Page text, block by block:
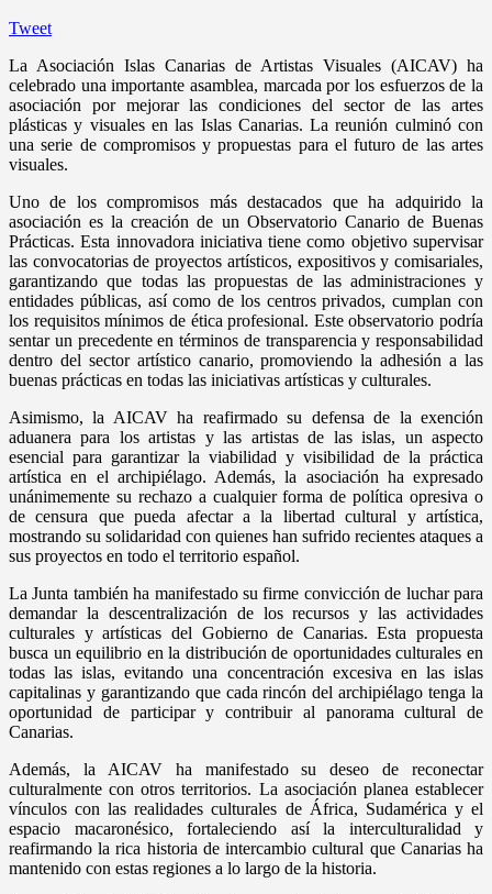
Tweet
La Asociación Islas Canarias de Artistas Visuales (AICAV) ha
celebrado una importante asamblea, marcada por los esfuerzos de la
asociación por mejorar las condiciones del sector de las artes
plásticas y visuales en las Islas Canarias. La reunión culminó con
una serie de compromisos y propuestas para el futuro de las artes
visuales.
Uno de los compromisos más destacados que ha adquirido la
asociación es la creación de un Observatorio Canario de Buenas
Prácticas. Esta innovadora iniciativa tiene como objetivo supervisar
las convocatorias de proyectos artísticos, expositivos y comisariales,
garantizando que todas las propuestas de las administraciones y
entidades públicas, así como de los centros privados, cumplan con
los requisitos mínimos de ética profesional. Este observatorio podría
sentar un precedente en términos de transparencia y responsabilidad
dentro del sector artístico canario, promoviendo la adhesión a las
buenas prácticas en todas las iniciativas artísticas y culturales.
Asimismo, la AICAV ha reafirmado su defensa de la exención
aduanera para los artistas y las artistas de las islas, un aspecto
esencial para garantizar la viabilidad y visibilidad de la práctica
artística en el archipiélago. Además, la asociación ha expresado
unánimemente su rechazo a cualquier forma de política opresiva o
de censura que pueda afectar a la libertad cultural y artística,
mostrando su solidaridad con quienes han sufrido recientes ataques a
sus proyectos en todo el territorio español.
La Junta también ha manifestado su firme convicción de luchar para
demandar la descentralización de los recursos y las actividades
culturales y artísticas del Gobierno de Canarias. Esta propuesta
busca un equilibrio en la distribución de oportunidades culturales en
todas las islas, evitando una concentración excesiva en las islas
capitalinas y garantizando que cada rincón del archipiélago tenga la
oportunidad de participar y contribuir al panorama cultural de
Canarias.
Además, la AICAV ha manifestado su deseo de reconectar
culturalmente con otros territorios. La asociación planea establecer
vínculos con las realidades culturales de África, Sudamérica y el
espacio macaronésico, fortaleciendo así la interculturalidad y
reafirmando la rica historia de intercambio cultural que Canarias ha
mantenido con estas regiones a lo largo de la historia.